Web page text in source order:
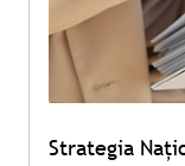
Strategia